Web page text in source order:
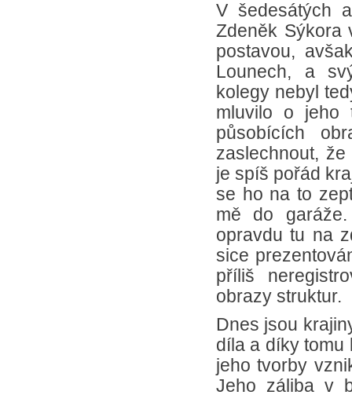
V šedesátých
Zdeněk Sýkora
postavou,
Lounech, a
kolegy nebyl
mluvilo o jeho
působících
zaslechnout,
je spíš pořád
se ho na to
mě do
opravdu tu na
sice
příliš
obrazy struktur.
Dnes jsou
díla a díky tomu
jeho tvorby
Jeho záliba v